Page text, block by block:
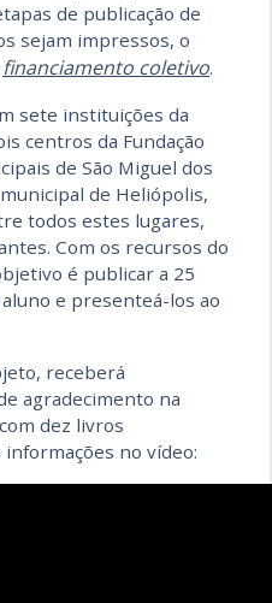
de publicação de
sejam impressos, o
financiamento coletivo.
sete instituições da
centros da Fundação
de São Miguel dos
de Heliópolis,
todos estes lugares,
Com os recursos do
é publicar a 25
e presenteá-los ao
receberá
agradecimento na
dez livros
no vídeo: